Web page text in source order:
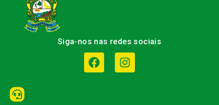
Siga-nos nas redes sociais